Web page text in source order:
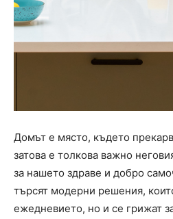
Домът е място, където
затова е толкова важно
за нашето здраве и добро
търсят модерни решения,
ежедневието, но и се грижат